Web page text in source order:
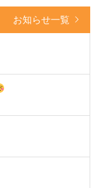
お知らせ一覧